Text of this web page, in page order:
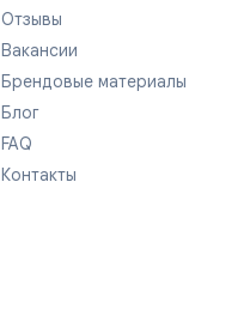
Отзывы
Вакансии
Брендовые материалы
Блог
FAQ
Контакты